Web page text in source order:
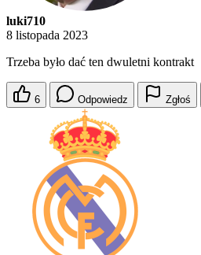
luki710
8 listopada 2023
Trzeba było dać ten dwuletni kontrakt
6 Odpowiedz Zgłoś